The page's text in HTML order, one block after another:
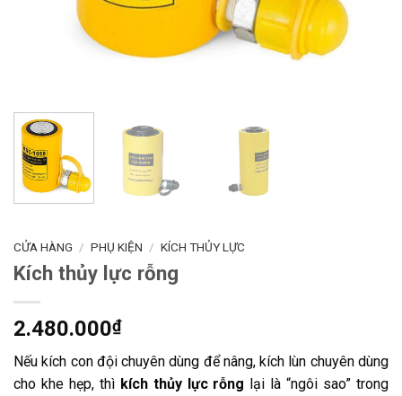
CỬA HÀNG / PHỤ KIỆN / KÍCH THỦY LỰC
Kích thủy lực rỗng
2.480.000₫
Nếu kích con đội chuyên dùng để nâng, kích lùn chuyên dùng
cho khe hẹp, thì kích thủy lực rỗng lại là “ngôi sao” trong